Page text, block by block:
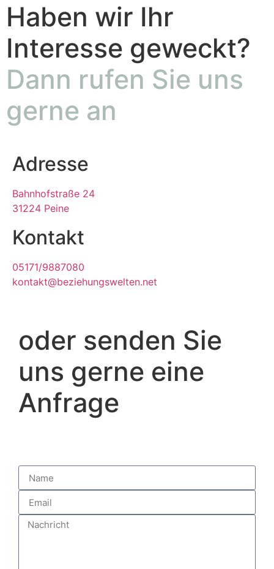
Haben wir Ihr
Interesse geweckt?
Dann rufen Sie uns
gerne an
Adresse
Bahnhofstraße 24
31224 Peine
Kontakt
05171/9887080
kontakt@beziehungswelten.net
oder senden Sie
uns gerne eine
Anfrage